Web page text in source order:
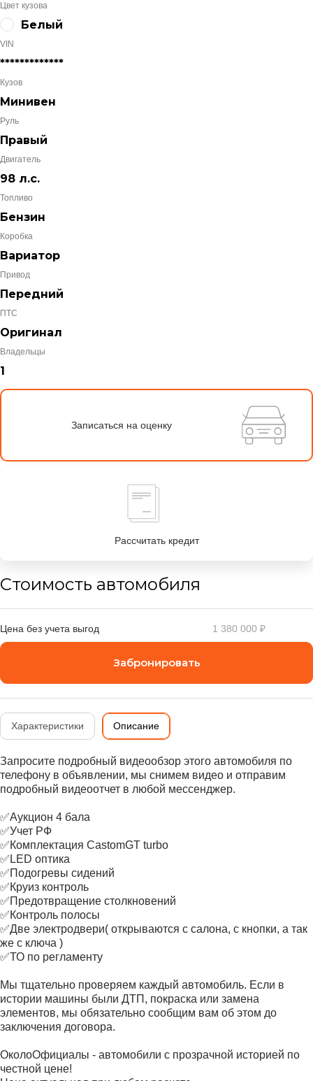
Цвет кузова
Белый
VIN
*************
Кузов
Минивен
Руль
Правый
Двигатель
98 л.с.
Топливо
Бензин
Коробка
Вариатор
Привод
Передний
ПТС
Оригинал
Владельцы
1
Записаться на оценку
Рассчитать кредит
Стоимость автомобиля
Цена без учета выгод 1 380 000 ₽
Забронировать
Характеристики Описание
Запросите подробный видеообзор этого автомобиля по
телефону в объявлении, мы снимем видео и отправим
подробный видеоотчет в любой мессенджер.
✅Аукцион 4 бала
✅Учет РФ
✅Комплектация CastomGT turbo
✅LED оптика
✅Подогревы сидений
✅Круиз контроль
✅Предотвращение столкновений
✅Контроль полосы
✅Две электродвери( открываются с салона, с кнопки, а так
же с ключа )
✅ТО по регламенту
Мы тщательно проверяем каждый автомобиль. Если в
истории машины были ДТП, покраска или замена
элементов, мы обязательно сообщим вам об этом до
заключения договора.
ОколоОфициалы - автомобили с прозрачной историей по
честной цене!